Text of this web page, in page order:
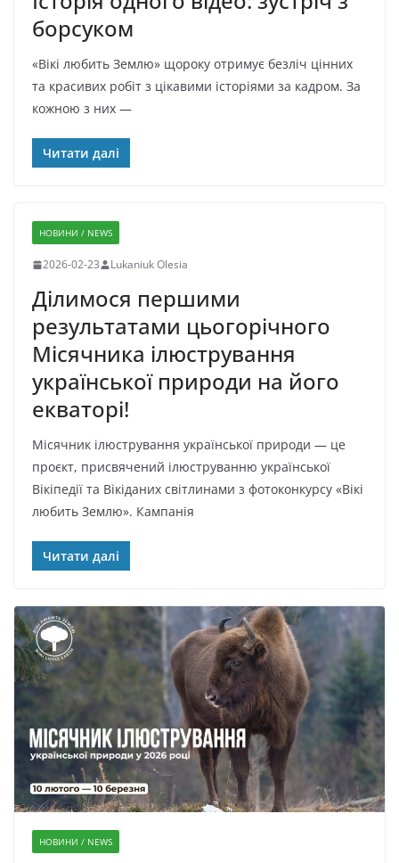
борсуком
«Вікі любить Землю» щороку отримує безліч цінних
та красивих робіт з цікавими історіями за кадром. За
кожною з них —
Читати далі
НОВИНИ / NEWS
2026-02-23 Lukaniuk Olesia
Ділимося першими
результатами цьогорічного
Місячника ілюстрування
української природи на його
екваторі!
Місячник ілюстрування української природи — це
проєкт, присвячений ілюструванню української
Вікіпедії та Вікіданих світлинами з фотоконкурсу «Вікі
любить Землю». Кампанія
Читати далі
НОВИНИ / NEWS